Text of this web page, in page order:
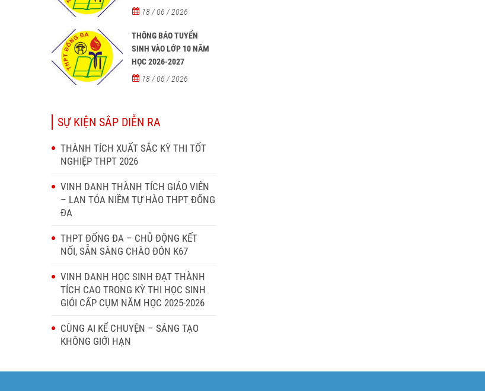
10 NĂM HỌC 2026–2027
18 / 06 / 2026
THÔNG BÁO TUYỂN
SINH VÀO LỚP 10 NĂM
HỌC 2026-2027
18 / 06 / 2026
SỰ KIỆN SẮP DIỄN RA
THÀNH TÍCH XUẤT SẮC KỲ THI TỐT
NGHIỆP THPT 2026
VINH DANH THÀNH TÍCH GIÁO VIÊN
– LAN TỎA NIỀM TỰ HÀO THPT ĐỐNG
ĐA
THPT ĐỐNG ĐA – CHỦ ĐỘNG KẾT
NỐI, SẴN SÀNG CHÀO ĐÓN K67
VINH DANH HỌC SINH ĐẠT THÀNH
TÍCH CAO TRONG KỲ THI HỌC SINH
GIỎI CẤP CỤM NĂM HỌC 2025-2026
CÙNG AI KỂ CHUYỆN – SÁNG TẠO
KHÔNG GIỚI HẠN